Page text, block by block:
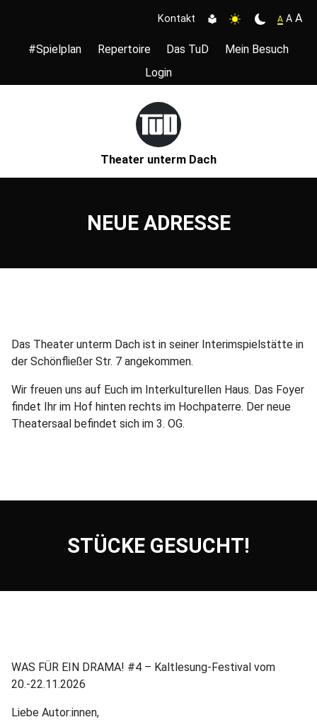
Kontakt A A A
#Spielplan Repertoire Das TuD
Mein Besuch
Login
Theater unterm Dach
NEUE ADRESSE
Das Theater unterm Dach ist in seiner Interimspielstätte in
der Schönfließer Str. 7 angekommen.
Wir freuen uns auf Euch im Interkulturellen Haus. Das Foyer
findet Ihr im Hof hinten rechts im Hochpaterre. Der neue
Theatersaal befindet sich im 3. OG.
STÜCKE GESUCHT!
WAS FÜR EIN DRAMA! #4 – Kaltlesung-Festival vom
20.-22.11.2026
Liebe Autor:innen,